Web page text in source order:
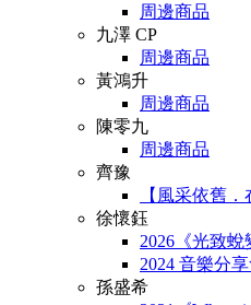
周邊商品
九澤 CP
周邊商品
黃鴻升
周邊商品
陳零九
周邊商品
齊豫
【風采依舊
徐懷鈺
2026《光致
2024 音樂分
孫盛希